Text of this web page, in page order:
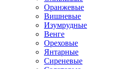
Оранжевые
Вишневые
Изумрудные
Венге
Ореховые
Янтарные
Сиреневые